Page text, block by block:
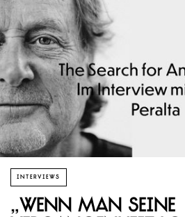
INTERVIEWS
„Wenn man seine